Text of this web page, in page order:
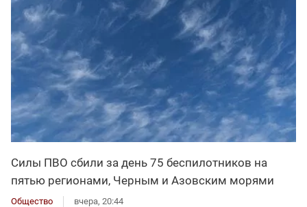
Силы ПВО сбили за день 75 беспилотников на
пятью регионами, Черным и Азовским морями
Общество вчера, 20:44